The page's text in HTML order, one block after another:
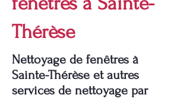
Thérèse
Nettoyage de fenêtres à
Sainte-Thérèse et autres
services de nettoyage par